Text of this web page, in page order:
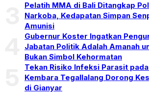
Pelatih MMA di Bali Ditangkap
Narkoba, Kedapatan Simpan
Amunisi
Gubernur Koster Ingatkan
Jabatan Politik Adalah Amanah
Bukan Simbol Kehormatan
Tekan Risiko Infeksi Parasit
Kembara Tegallalang Dorong
di Gianyar